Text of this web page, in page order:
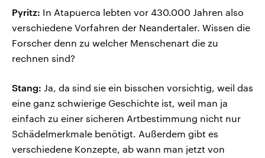
Pyritz: In Atapuerca lebten vor 430.000 Jahren also
verschiedene Vorfahren der Neandertaler. Wissen die
Forscher denn zu welcher Menschenart die zu
rechnen sind?
Stang: Ja, da sind sie ein bisschen vorsichtig, weil das
eine ganz schwierige Geschichte ist, weil man ja
einfach zu einer sicheren Artbestimmung nicht nur
Schädelmerkmale benötigt. Außerdem gibt es
verschiedene Konzepte, ab wann man jetzt von